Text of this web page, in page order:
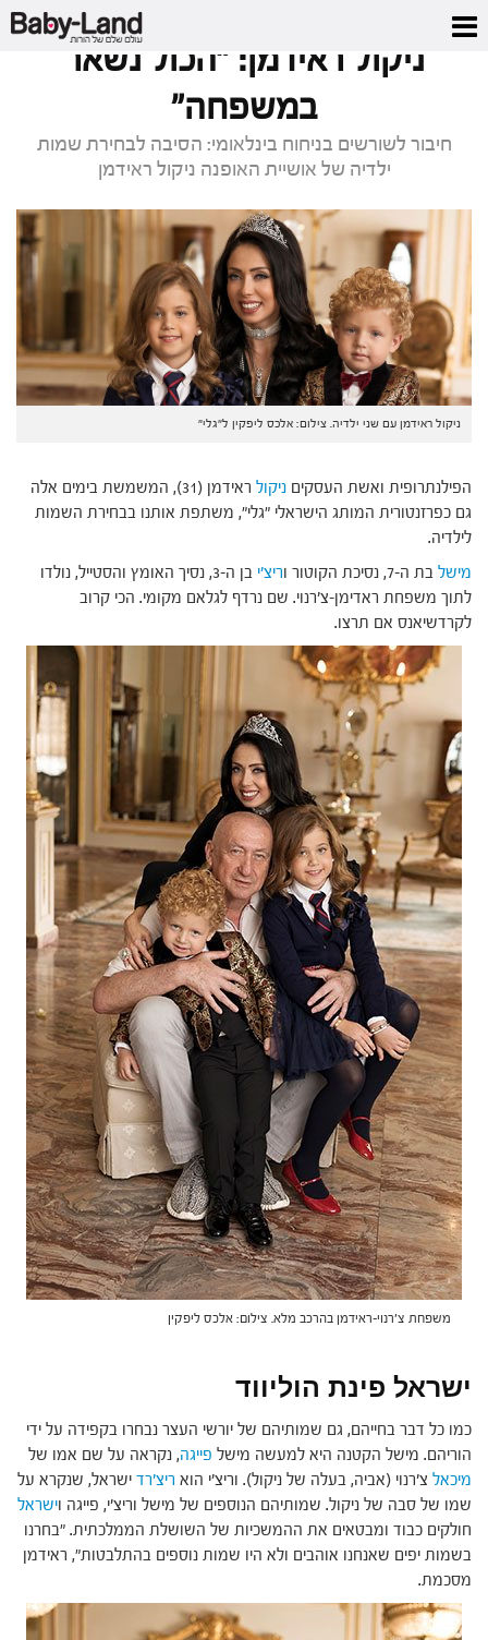
דף הבית ניקול ראידמן: "הכול נשאר במשפחה"
ניקול ראידמן: "הכול נשאר
במשפחה"
חיבור לשורשים בניחוח בינלאומי: הסיבה לבחירת שמות
ילדיה של אושיית האופנה ניקול ראידמן
ניקול ראידמן עם שני ילדיה. צילום: אלכס ליפקין ל"גלי"
הפילנתרופית ואשת העסקים ניקול
ראידמן (31), המשמשת בימים אלה
גם כפרזנטורית המותג הישראלי "גלי", משתפת אותנו בבחירת השמות
לילדיה.
מישל בת ה-7, נסיכת הקוטור ו ריצ'י
בן ה-3, נסיך האומץ והסטייל, נולדו
לתוך משפחת ראדימן-צ'רנוי. שם נרדף לגלאם מקומי. הכי קרוב
לקרדשיאנס אם תרצו.
משפחת צ'רנוי-ראידמן בהרכב מלא. צילום: אלכס ליפקין
ישראל פינת הוליווד
כמו כל דבר בחייהם, גם שמותיהם של יורשי העצר נבחרו בקפידה על ידי
הוריהם. מישל הקטנה היא למעשה מישל פייגה, נקראה על שם אמו של
מיכאל צ'רנוי (אביה, בעלה של ניקול). וריצ'י הוא ריצ'רד ישראל, שנקרא על
שמו של סבה של ניקול. שמותיהם הנוספים של מישל וריצ'י, פייגה וישראל
חולקים כבוד ומבטאים את ההמשכיות של השושלת הממלכתית. "בחרנו
בשמות יפים שאנחנו אוהבים ולא היו שמות נוספים בהתלבטות", ראידמן
מסכמת.